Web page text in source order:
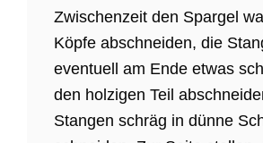
Zwischenzeit den Spargel
Köpfe abschneiden, die
eventuell am Ende etwas
den holzigen Teil
Stangen schräg in dünne